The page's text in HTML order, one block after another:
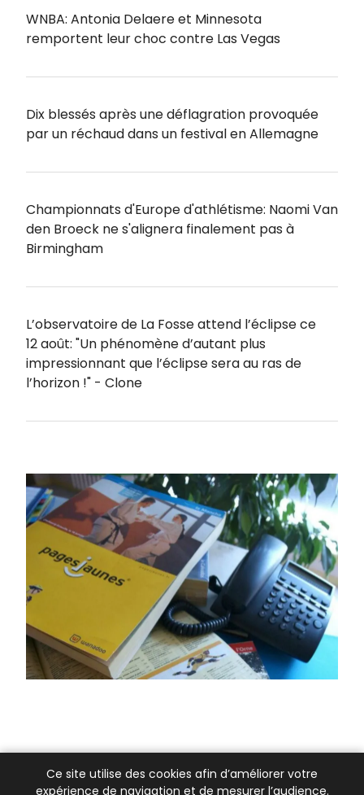
WNBA: Antonia Delaere et Minnesota
remportent leur choc contre Las Vegas
Dix blessés après une déflagration provoquée
par un réchaud dans un festival en Allemagne
Championnats d'Europe d'athlétisme: Naomi Van
den Broeck ne s'alignera finalement pas à
Birmingham
L’observatoire de La Fosse attend l’éclipse ce
12 août: "Un phénomène d’autant plus
impressionnant que l’éclipse sera au ras de
l’horizon !" - Clone
Ce site utilise des cookies afin d’améliorer votre
expérience de navigation et de mesurer l’audience.